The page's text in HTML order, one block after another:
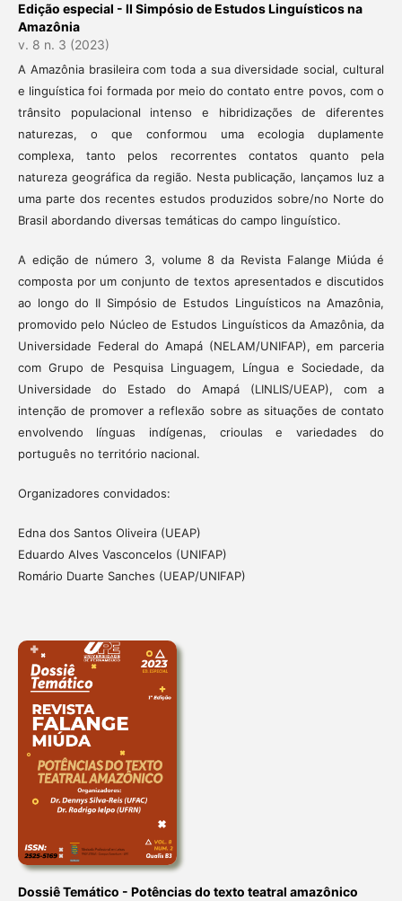
Edição especial - II Simpósio de Estudos Linguísticos na
Amazônia
v. 8 n. 3 (2023)
A Amazônia brasileira com toda a sua diversidade social, cultural
e linguística foi formada por meio do contato entre povos, com o
trânsito populacional intenso e hibridizações de diferentes
naturezas, o que conformou uma ecologia duplamente
complexa, tanto pelos recorrentes contatos quanto pela
natureza geográfica da região. Nesta publicação, lançamos luz a
uma parte dos recentes estudos produzidos sobre/no Norte do
Brasil abordando diversas temáticas do campo linguístico.
A edição de número 3, volume 8 da Revista Falange Miúda é
composta por um conjunto de textos apresentados e discutidos
ao longo do II Simpósio de Estudos Linguísticos na Amazônia,
promovido pelo Núcleo de Estudos Linguísticos da Amazônia, da
Universidade Federal do Amapá (NELAM/UNIFAP), em parceria
com Grupo de Pesquisa Linguagem, Língua e Sociedade, da
Universidade do Estado do Amapá (LINLIS/UEAP), com a
intenção de promover a reflexão sobre as situações de contato
envolvendo línguas indígenas, crioulas e variedades do
português no território nacional.
Organizadores convidados:
Edna dos Santos Oliveira (UEAP)
Eduardo Alves Vasconcelos (UNIFAP)
Romário Duarte Sanches (UEAP/UNIFAP)
Dossiê Temático - Potências do texto teatral amazônico